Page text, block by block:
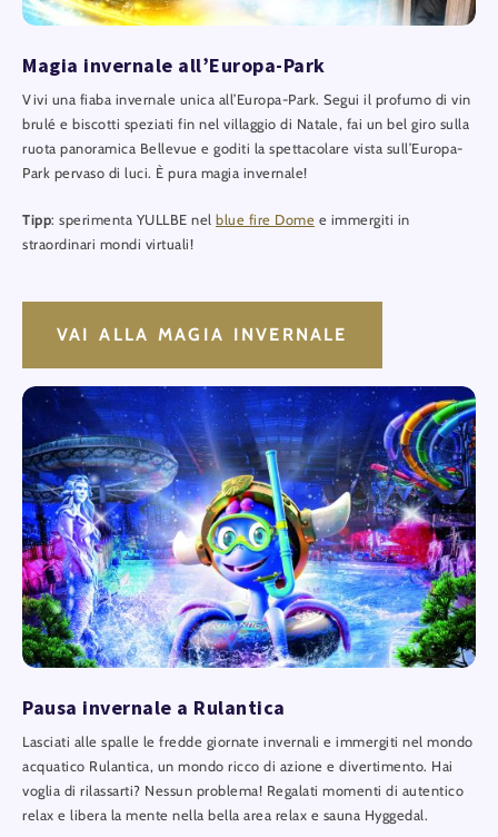
Magia invernale all’Europa-Park
Vivi una fiaba invernale unica all’Europa-Park. Segui il profumo di vin
brulé e biscotti speziati fin nel villaggio di Natale, fai un bel giro sulla
ruota panoramica Bellevue e goditi la spettacolare vista sull’Europa-
Park pervaso di luci. È pura magia invernale!
Tipp: sperimenta YULLBE nel blue fire Dome e immergiti in
straordinari mondi virtuali!
VAI ALLA MAGIA INVERNALE
Pausa invernale a Rulantica
Lasciati alle spalle le fredde giornate invernali e immergiti nel mondo
acquatico Rulantica, un mondo ricco di azione e divertimento. Hai
voglia di rilassarti? Nessun problema! Regalati momenti di autentico
relax e libera la mente nella bella area relax e sauna Hyggedal.